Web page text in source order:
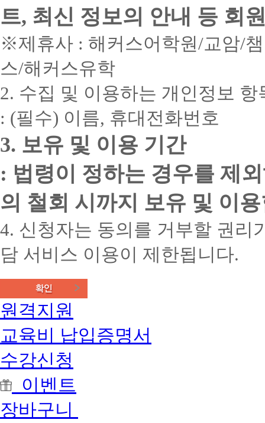
트, 최신 정보의 안내 등 회
※제휴사 : 해커스어학원/교암/
스/해커스유학
2. 수집 및 이용하는 개인정보 항
: (필수) 이름, 휴대전화번호
3. 보유 및 이용 기간
: 법령이 정하는 경우를 제
의 철회 시까지 보유 및 이
4. 신청자는 동의를 거부할 권리
담 서비스 이용이 제한됩니다.
원격지원
교육비 납입증명서
수강신청
이벤트
장바구니